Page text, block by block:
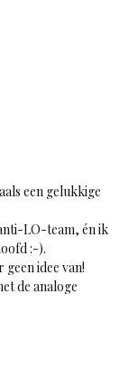
een gelukkige
LO-team, én ik
:-).
idee van!
de analoge